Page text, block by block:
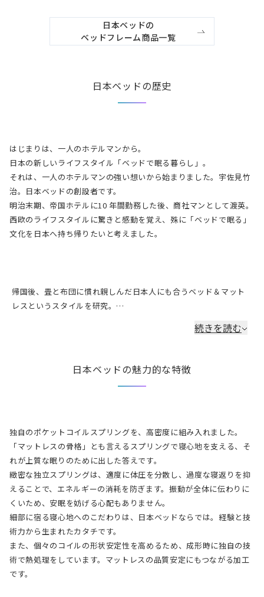
日本ベッドの
ベッドフレーム商品一覧
日本ベッドの歴史
はじまりは、一人のホテルマンから。
日本の新しいライフスタイル「ベッドで眠る暮らし」。
それは、一人のホテルマンの強い想いから始まりました。宇佐見竹
治。日本ベッドの創設者です。
明治末期、帝国ホテルに10 年間勤務した後、商社マンとして渡英。
西欧のライフスタイルに驚きと感動を覚え、殊に「ベッドで眠る」
文化を日本へ持ち帰りたいと考えました。
帰国後、畳と布団に慣れ親しんだ日本人にも合うベッド＆マット
レスというスタイルを研究。
工業社（後の日本ベッド製造株式会社）を設立しました。
以来90年。ひとりひとりに上質な眠りを届け、ベッドのあるライ
フスタイルを進化させてきました。
続きを読む
日本ベッドの魅力的な特徴
独自のポケットコイルスプリングを、高密度に組み入れました。
「マットレスの骨格」とも言えるスプリングで寝心地を支える、そ
れが上質な眠りのために出した答えです。
緻密な独立スプリングは、適度に体圧を分散し、過度な寝返りを抑
えることで、エネルギーの消耗を防ぎます。振動が全体に伝わりに
くいため、安眠を妨げる心配もありません。
細部に宿る寝心地へのこだわりは、日本ベッドならでは。経験と技
術力から生まれたカタチです。
また、個々のコイルの形状安定性を高めるため、成形時に独自の技
術で熱処理をしています。マットレスの品質安定にもつながる加工
です。